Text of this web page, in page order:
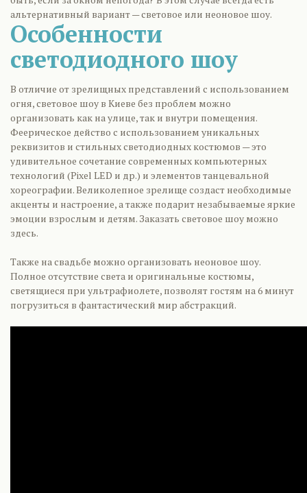
альтернативный вариант — световое или неоновое шоу.
Особенности
светодиодного шоу
В отличие от зрелищных представлений с использованием
огня, световое шоу в Киеве без проблем можно
организовать как на улице, так и внутри помещения.
Феерическое действо с использованием уникальных
реквизитов и стильных светодиодных костюмов — это
удивительное сочетание современных компьютерных
технологий (Pixel LED и др.) и элементов танцевальной
хореографии. Великолепное зрелище создаст необходимые
акценты и настроение, а также подарит незабываемые яркие
эмоции взрослым и детям. Заказать световое шоу можно
здесь.
Также на свадьбе можно организовать неоновое шоу.
Полное отсутствие света и оригинальные костюмы,
светящиеся при ультрафиолете, позволят гостям на 6 минут
погрузиться в фантастический мир абстракций.